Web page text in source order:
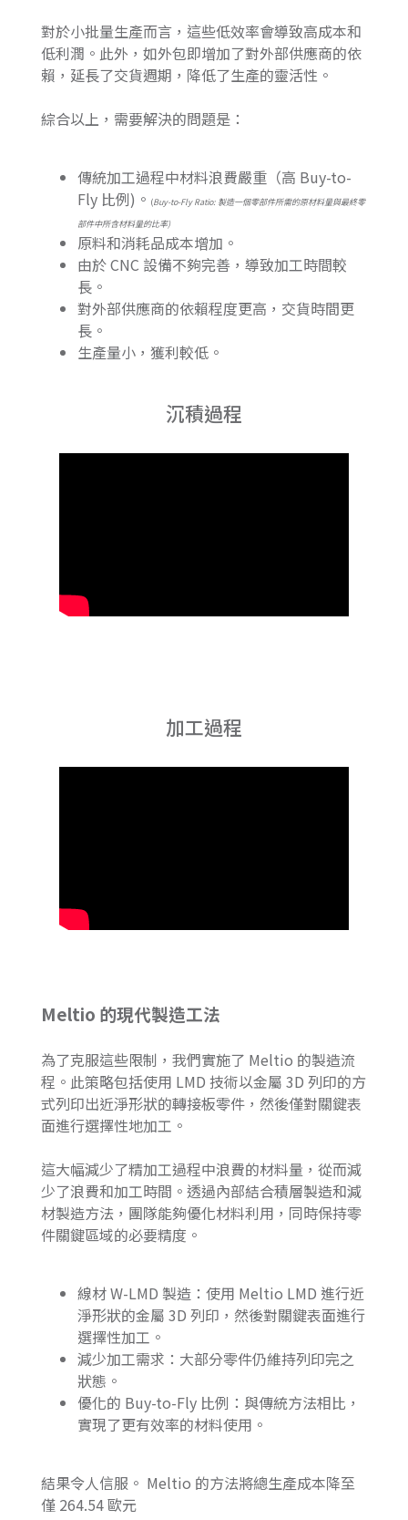
對於小批量生產而言，這些低效率會導致高成本和
低利潤。此外，如外包即增加了對外部供應商的依
賴，延長了交貨週期，降低了生產的靈活性。
綜合以上，需要解決的問題是：
傳統加工過程中材料浪費嚴重（高 Buy-to-
Fly 比例)。 (Buy-to-Fly Ratio: 製造一個零部件所需的原材料量與最終零
部件中所含材料量的比率)
原料和消耗品成本增加。
由於 CNC 設備不夠完善，導致加工時間較
長。
對外部供應商的依賴程度更高，交貨時間更
長。
生產量小，獲利較低。
沉積過程
加工過程
Meltio 的現代製造工法
為了克服這些限制，我們實施了 Meltio 的製造流
程。此策略包括使用 LMD 技術以金屬 3D 列印的方
式列印出近淨形狀的轉接板零件，然後僅對關鍵表
面進行選擇性地加工。
這大幅減少了精加工過程中浪費的材料量，從而減
少了浪費和加工時間。透過內部結合積層製造和減
材製造方法，團隊能夠優化材料利用，同時保持零
件關鍵區域的必要精度。
線材 W-LMD 製造：使用 Meltio LMD 進行近
淨形狀的金屬 3D 列印，然後對關鍵表面進行
選擇性加工。
減少加工需求：大部分零件仍維持列印完之
狀態。
優化的 Buy-to-Fly 比例：與傳統方法相比，
實現了更有效率的材料使用。
結果令人信服。 Meltio 的方法將總生產成本降至
僅 264.54 歐元